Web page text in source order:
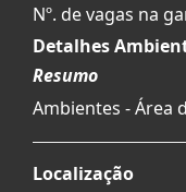
Nº. de vagas na
Detalhes
Resumo
Ambientes - Área
Localização